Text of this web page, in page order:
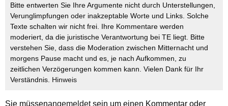
Bitte entwerten Sie Ihre Argumente nicht durch Unterstellungen,
Verunglimpfungen oder inakzeptable Worte und Links. Solche
Texte schalten wir nicht frei. Ihre Kommentare werden
moderiert, da die juristische Verantwortung bei TE liegt. Bitte
verstehen Sie, dass die Moderation zwischen Mitternacht und
morgens Pause macht und es, je nach Aufkommen, zu
zeitlichen Verzögerungen kommen kann. Vielen Dank für Ihr
Verständnis. Hinweis
Sie müssenangemeldetsein um einen Kommentar oder